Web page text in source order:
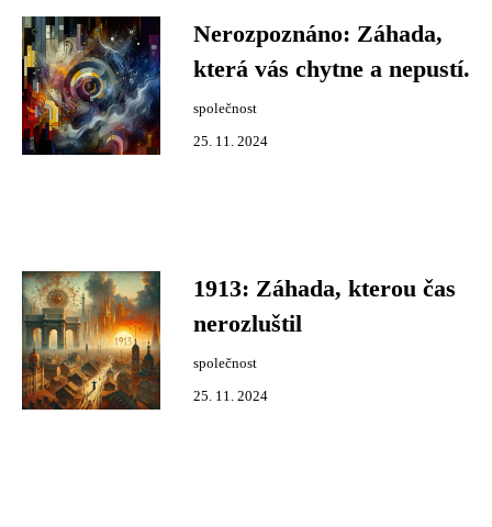
Nerozpoznáno: Záhada,
která vás chytne a nepustí.
společnost
25. 11. 2024
1913: Záhada, kterou čas
nerozluštil
společnost
25. 11. 2024